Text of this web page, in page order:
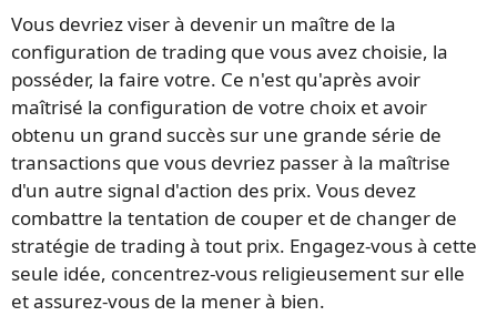
Vous devriez viser à devenir un maître de la
configuration de trading que vous avez choisie, la
posséder, la faire votre. Ce n'est qu'après avoir
maîtrisé la configuration de votre choix et avoir
obtenu un grand succès sur une grande série de
transactions que vous devriez passer à la maîtrise
d'un autre signal d'action des prix. Vous devez
combattre la tentation de couper et de changer de
stratégie de trading à tout prix. Engagez-vous à cette
seule idée, concentrez-vous religieusement sur elle
et assurez-vous de la mener à bien.